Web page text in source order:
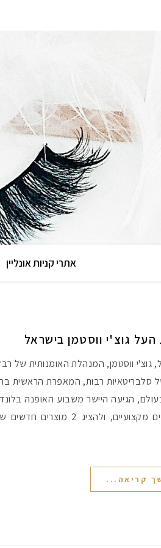
אתרי קניות אונליין
גוצ'י ווסטמן בישראל
גוצ'י ווסטמן, המנהלת האומנותית של
סלבריטאיות רבות, המאפרת הראשית
הגיעה היישר משבוע האופנה
איתנו טיפים מקצועיים,
קריאה...